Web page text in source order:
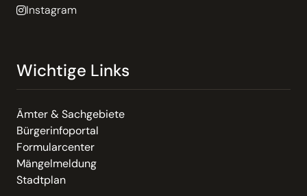
Instagram
Wichtige Links
Ämter & Sachgebiete
Bürgerinfoportal
Formularcenter
Mängelmeldung
Stadtplan